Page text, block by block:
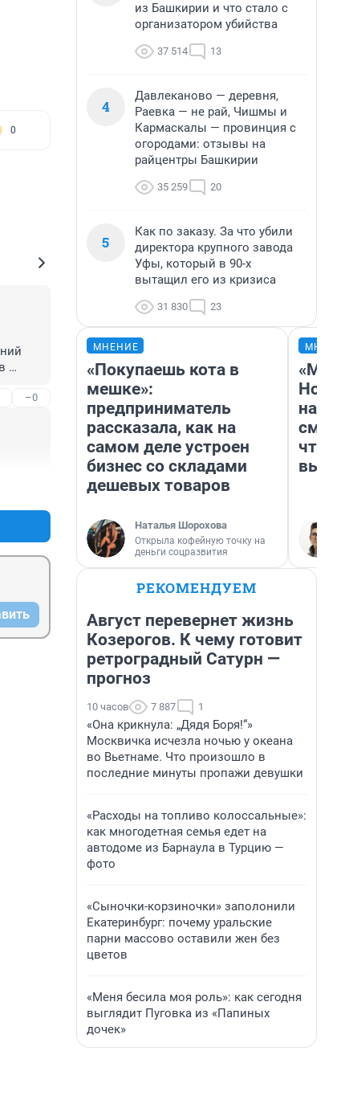
0
–0
из Башкирии и что стало с
организатором убийства
37 514 13
4
Давлеканово — деревня,
Раевка — не рай, Чишмы и
Кармаскалы — провинция с
огородами: отзывы на
райцентры Башкирии
35 259 20
5
Как по заказу. За что убили
директора крупного завода
Уфы, который в 90-х
вытащил его из кризиса
31 830 23
МНЕНИЕ
«Покупаешь кота в
мешке»:
предприниматель
рассказала, как на
самом деле устроен
бизнес со складами
дешевых товаров
Наталья Шорохова
Открыла кофейную точку на
деньги соцразвития
«Мы
РЕКОМЕНДУЕМ
Август перевернет жизнь
Козерогов. К чему готовит
ретроградный Сатурн —
прогноз
10 часов 7 887 1
«Она крикнула: „Дядя Боря!“»
Москвичка исчезла ночью у океана
во Вьетнаме. Что произошло в
последние минуты пропажи девушки
«Расходы на топливо колоссальные»:
как многодетная семья едет на
автодоме из Барнаула в Турцию —
фото
«Сыночки-корзиночки» заполонили
Екатеринбург: почему уральские
парни массово оставили жен без
цветов
«Меня бесила моя роль»: как сегодня
выглядит Пуговка из «Папиных
дочек»